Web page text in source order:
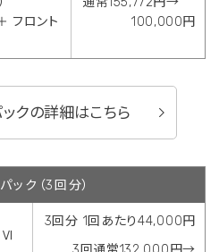
フロント
100,000円
クの詳細はこちら
ック（3回分）
Ⅵ
3回分 1回あたり44,000円